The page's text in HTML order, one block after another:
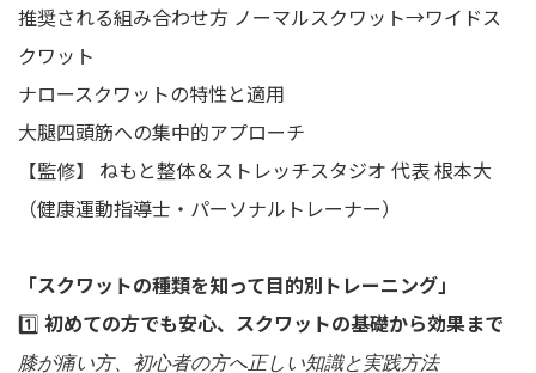
推奨される組み合わせ方 ノーマルスクワット→ワイドス
クワット
ナロースクワットの特性と適用
大腿四頭筋への集中的アプローチ
【監修】 ねもと整体＆ストレッチスタジオ 代表 根本大
（健康運動指導士・パーソナルトレーナー）
「スクワットの種類を知って目的別トレーニング」
1️⃣ 初めての方でも安心、スクワットの基礎から効果まで
膝が痛い方、初心者の方へ正しい知識と実践方法